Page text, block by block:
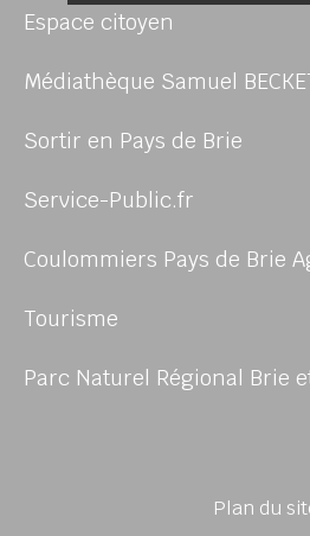
Espace citoyen
Médiathèque Samuel
Sortir en Pays de Brie
Service-Public.fr
Coulommiers Pays de Brie
Tourisme
Parc Naturel Régional Brie
Plan du